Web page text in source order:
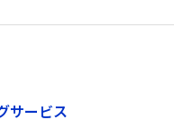
サービス